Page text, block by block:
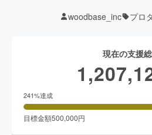
woodbase_inc プロ
現在の支援
241%達成
目標金額500,000円